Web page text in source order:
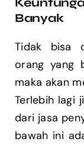
Banyak
Tidak bisa
orang yang
maka akan
Terlebih lagi
dari jasa
bawah ini